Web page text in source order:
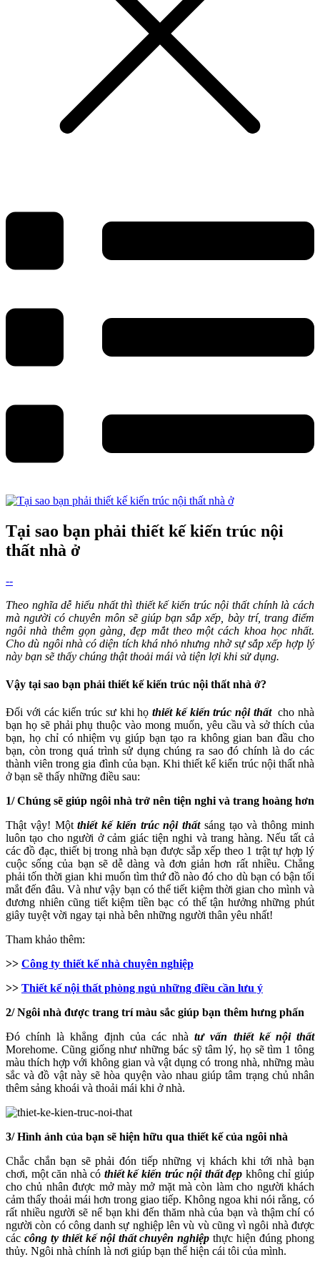
Tại sao bạn phải thiết kế kiến trúc nội
thất nhà ở
--
Theo nghĩa dễ hiểu nhất thì thiết kế kiến trúc nội thất chính là cách
mà người có chuyên môn sẽ giúp bạn sắp xếp, bày trí, trang điểm
ngôi nhà thêm gọn gàng, đẹp mắt theo một cách khoa học nhất.
Cho dù ngôi nhà có diện tích khá nhỏ nhưng nhờ sự sắp xếp hợp lý
này bạn sẽ thấy chúng thật thoải mái và tiện lợi khi sử dụng.
Vậy tại sao bạn phải thiết kế kiến trúc nội thất nhà ở?
Đối với các kiến trúc sư khi họ thiết kế kiến trúc nội thấtcho nhà
bạn họ sẽ phải phụ thuộc vào mong muốn, yêu cầu và sở thích của
bạn, họ chỉ có nhiệm vụ giúp bạn tạo ra không gian ban đầu cho
bạn, còn trong quá trình sử dụng chúng ra sao đó chính là do các
thành viên trong gia đình của bạn. Khi thiết kế kiến trúc nội thất nhà
ở bạn sẽ thấy những điều sau:
1/ Chúng sẽ giúp ngôi nhà trở nên tiện nghi và trang hoàng hơn
Thật vậy! Mộtthiết kế kiến trúc nội thấtsáng tạo và thông minh
luôn tạo cho người ở cảm giác tiện nghi và trang hàng. Nếu tất cả
các đồ đạc, thiết bị trong nhà bạn được sắp xếp theo 1 trật tự hợp lý
cuộc sống của bạn sẽ dễ dàng và đơn giản hơn rất nhiều. Chẳng
phải tốn thời gian khi muốn tìm thứ đồ nào đó cho dù bạn có bận tối
mắt đến đâu. Và như vậy bạn có thể tiết kiệm thời gian cho mình và
đương nhiên cũng tiết kiệm tiền bạc có thể tận hưởng những phút
giây tuyệt vời ngay tại nhà bên những người thân yêu nhất!
Tham khảo thêm:
>> Công ty thiết kế nhà chuyên nghiệp
>> Thiết kế nội thất phòng ngủ những điều cần lưu ý
2/ Ngôi nhà được trang trí màu sắc giúp bạn thêm hưng phấn
Đó chính là khẳng định của các nhàtư vấn thiết kế nội thất
Morehome. Cũng giống như những bác sỹ tâm lý, họ sẽ tìm 1 tông
màu thích hợp với không gian và vật dụng có trong nhà, những màu
sắc và đồ vật này sẽ hòa quyện vào nhau giúp tâm trạng chủ nhân
thêm sảng khoái và thoải mái khi ở nhà.
3/ Hình ảnh của bạn sẽ hiện hữu qua thiết kế của ngôi nhà
Chắc chắn bạn sẽ phải đón tiếp những vị khách khi tới nhà bạn
chơi, một căn nhà có thiết kế kiến trúc nội thất đẹp không chỉ giúp
cho chủ nhân được mở mày mở mặt mà còn làm cho người khách
cảm thấy thoải mái hơn trong giao tiếp. Không ngoa khi nói rằng, có
rất nhiều người sẽ nể bạn khi đến thăm nhà của bạn và thậm chí có
người còn có công danh sự nghiệp lên vù vù cũng vì ngôi nhà được
các công ty thiết kế nội thất chuyên nghiệp thực hiện đúng phong
thủy. Ngôi nhà chính là nơi giúp bạn thể hiện cái tôi của mình.